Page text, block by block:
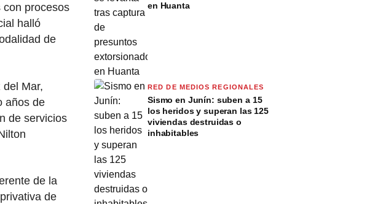
con procesos
halló
de
Mar,
años de
de servicios
de la
de
en Huanta
RED DE MEDIOS REGIONALES
Sismo en Junín: suben a 15
los heridos y superan las 125
viviendas destruidas o
inhabitables